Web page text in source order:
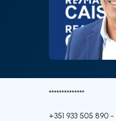
**************
+351 933 505 890 -